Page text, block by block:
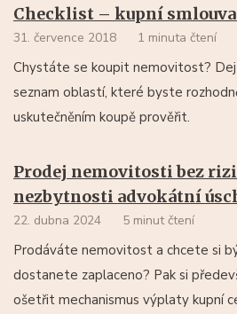
Checklist – kupní
31. července 2018 1 minuta čtení
Chystáte se koupit nemovitost?
seznam oblastí, které byste
uskutečněním koupě prověřit.
Prodej nemovitosti bez
nezbytnosti advokátní
22. dubna 2024 5 minut čtení
Prodáváte nemovitost a chcete si
dostanete zaplaceno? Pak si
ošetřit mechanismus výplaty kupní